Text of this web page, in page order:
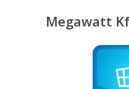
Megawatt